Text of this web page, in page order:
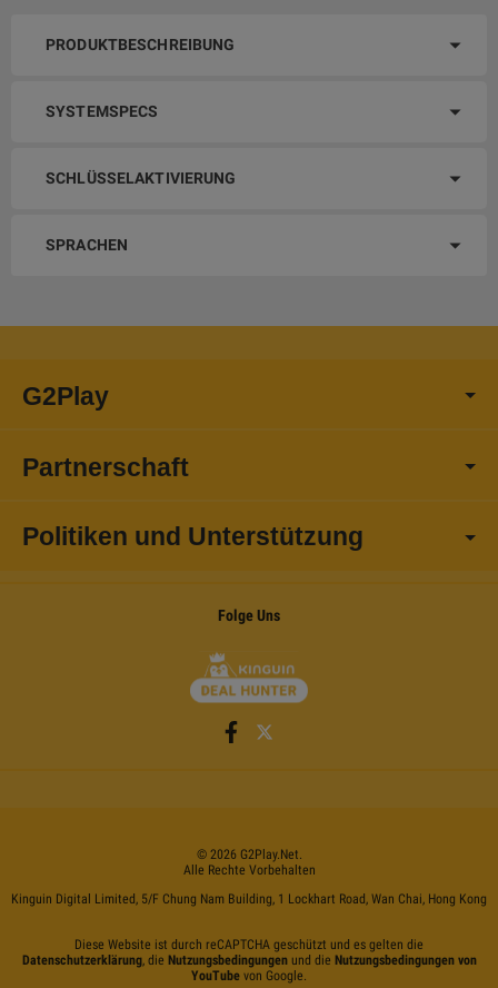
PRODUKTBESCHREIBUNG
SYSTEMSPECS
SCHLÜSSELAKTIVIERUNG
SPRACHEN
G2Play
Partnerschaft
Politiken und Unterstützung
Folge Uns
© 2026 G2Play.net.
Alle Rechte Vorbehalten
Kinguin Digital Limited, 5/F Chung Nam Building, 1 Lockhart Road, Wan Chai, Hong Kong
Diese Website ist durch reCAPTCHA geschützt und es gelten die
Datenschutzerklärung, die Nutzungsbedingungenund die Nutzungsbedingungen von
YouTube von Google.